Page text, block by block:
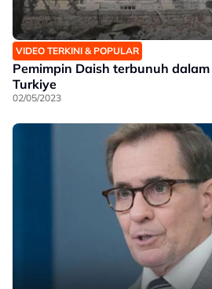
VIDEO TERKINI & POPULAR
Pemimpin Daish terbunuh
Turkiye
02/05/2023